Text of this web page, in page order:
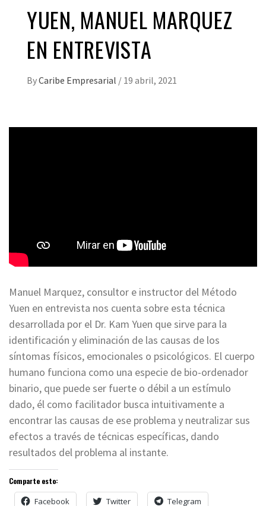
YUEN, MANUEL MARQUEZ
EN ENTREVISTA
ByCaribe Empresarial / 19 abril, 2021
Manuel Marquez, consultor e instructor del Método
Yuen en entrevista nos cuenta sobre esta técnica
desarrollada por el Dr. Kam Yuen que sirve para la
identificación y eliminación de las causas de los
síntomas físicos, emocionales o psicológicos. El cuerpo
humano funciona como una especie de bio-ordenador
binario, que puede ser fuerte o débil a un estímulo
dado, él como facilitador busca intuitivamente a
encontrar las causas de ese problema y neutralizar sus
efectos a través de técnicas específicas, dando
resultados del problema al instante.
Comparte esto:
Facebook Twitter Telegram